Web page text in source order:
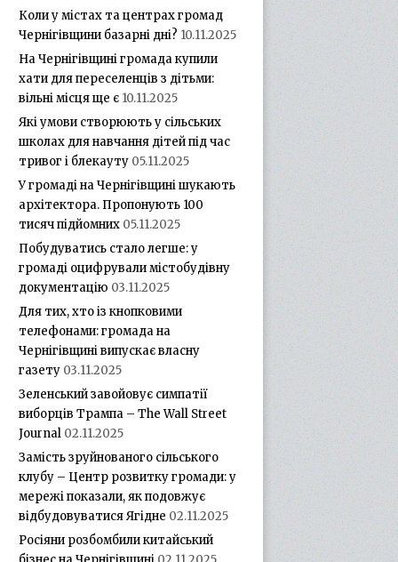
Коли у містах та центрах громад
Чернігівщини базарні дні? 10.11.2025
На Чернігівщині громада купили
хати для переселенців з дітьми:
вільні місця ще є 10.11.2025
Які умови створюють у сільських
школах для навчання дітей під час
тривог і блекауту 05.11.2025
У громаді на Чернігівщині шукають
архітектора. Пропонують 100
тисяч підйомних 05.11.2025
Побудуватись стало легше: у
громаді оцифрували містобудівну
документацію 03.11.2025
Для тих, хто із кнопковими
телефонами: громада на
Чернігівщині випускає власну
газету 03.11.2025
Зеленський завойовує симпатії
виборців Трампа – The Wall Street
Journal 02.11.2025
Замість зруйнованого сільського
клубу – Центр розвитку громади: у
мережі показали, як подовжує
відбудовуватися Ягідне 02.11.2025
Росіяни розбомбили китайський